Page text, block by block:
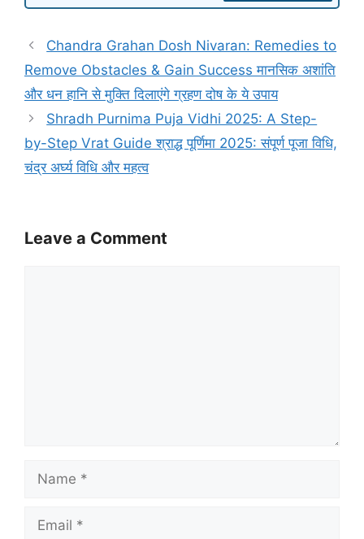
Chandra Grahan Dosh Nivaran: Remedies to
Remove Obstacles & Gain Success मानसिक अशांति
और धन हानि से मुक्ति दिलाएंगे ग्रहण दोष के ये उपाय
Shradh Purnima Puja Vidhi 2025: A Step-
by-Step Vrat Guide श्राद्ध पूर्णिमा 2025: संपूर्ण पूजा विधि,
चंद्र अर्घ्य विधि और महत्व
Leave a Comment
Name
Email